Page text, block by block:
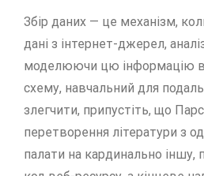
Збір даних — це механізм,
дані з інтернет-джерел,
моделюючи цю інформацію в
схему, навчальний для
злегчити, припустіть, що
перетворення літератури з
палати на кардинально іншу,